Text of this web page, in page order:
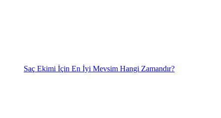
Saç Ekimi İçin En İyi Mevsim Hangi Zamandır?